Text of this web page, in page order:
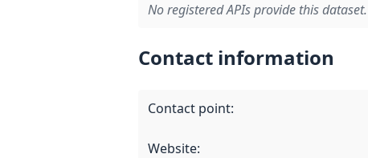
No registered APIs provide this dataset.
Contact information
Contact point:
Website: